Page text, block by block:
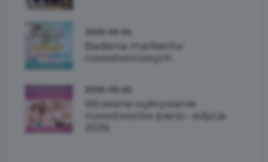
Badania markerów
nowotworowych
2026-03-02
Wczesne wykrywanie
nowotworów piersi - edycja